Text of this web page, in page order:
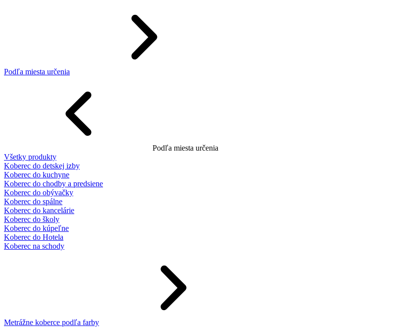
Podľa miesta určenia
Podľa miesta určenia
Všetky produkty
Koberec do detskej izby
Koberec do kuchyne
Koberec do chodby a predsiene
Koberec do obývačky
Koberec do spálne
Koberec do kancelárie
Koberec do školy
Koberec do kúpeľne
Koberec do Hotela
Koberec na schody
Metrážne koberce podľa farby